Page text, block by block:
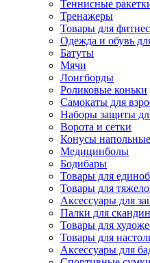
Теннисные
Тренажеры
Товары для
Одежда и обувь
Батуты
Мячи
Лонгборды
Роликовые коньки
Самокаты для
Наборы защиты
Ворота и сетки
Конусы
Медицинболы
Бодибары
Товары для
Товары для
Аксессуары для
Палки для
Товары для
Товары для
Аксессуары для